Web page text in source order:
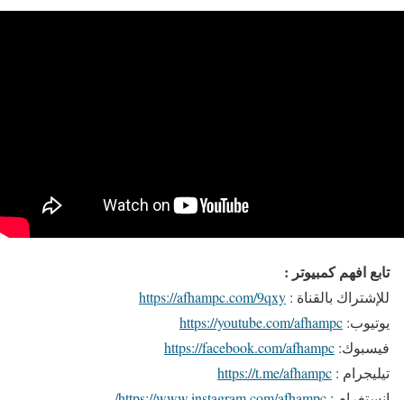
تابع افهم كمبيوتر :
للإشتراك بالقناة : https://afhampc.com/9qxy
يوتيوب: https://youtube.com/afhampc
فيسبوك: https://facebook.com/afhampc
تيليجرام : https://t.me/afhampc